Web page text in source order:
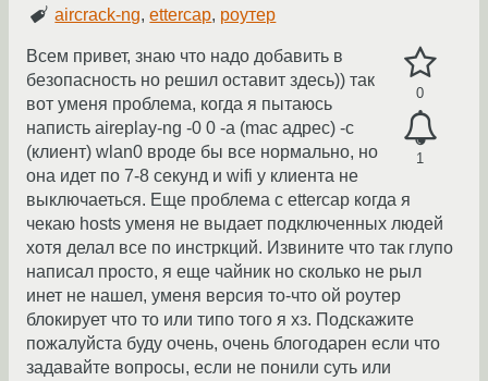
aircrack-ng,ettercap, роутер
0
1
Всем привет, знаю что надо добавить в
безопасность но решил оставит здесь)) так
вот уменя проблема, когда я пытаюсь
написть aireplay-ng -0 0 -a (mac адрес) -c
(клиент) wlan0 вроде бы все нормально, но
она идет по 7-8 секунд и wifi у клиента не
выключаеться. Еще проблема с ettercap когда я
чекаю hosts уменя не выдает подключенных людей
хотя делал все по инстркций. Извините что так глупо
написал просто, я еще чайник но сколько не рыл
инет не нашел, уменя версия то-что ой роутер
блокирует что то или типо того я хз. Подскажите
пожалуйста буду очень, очень блогодарен если что
задавайте вопросы, если не понили суть или